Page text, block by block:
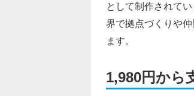
として制作されて
界で拠点づくりや
ます。
1,980円から